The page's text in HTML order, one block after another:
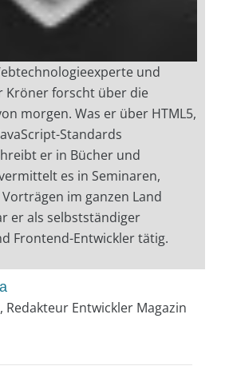
und
Kröner forscht über die
morgen. Was er über HTML5,
Standards
er in Bücher und
es in Seminaren,
im ganzen Land
er als selbstständiger
Frontend-Entwickler tätig.
Redakteur Entwickler Magazin